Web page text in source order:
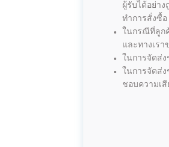
ผู้รับได้อย่า
ทำการสั่งซื้อ
ในกรณีที่ลูก
และทางเร
ในการจัดส่
ในการจัดส่
ชอบความเ